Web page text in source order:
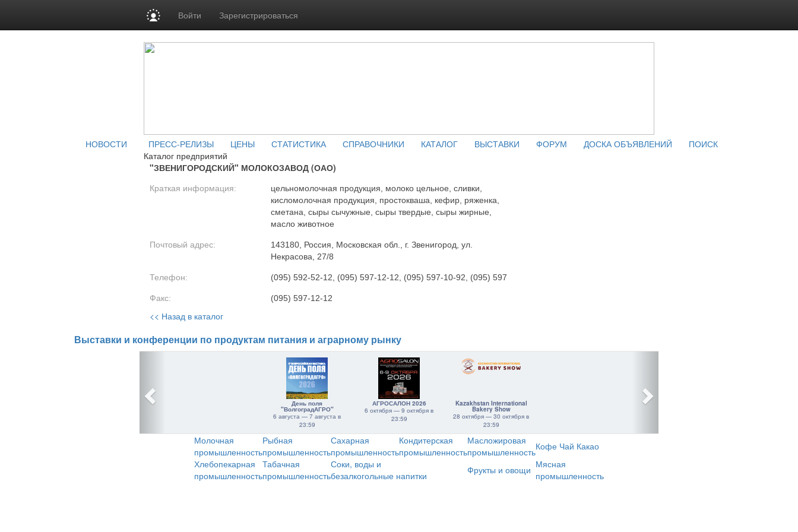
Войти Зарегистрироваться
НОВОСТИ ПРЕСС-РЕЛИЗЫ ЦЕНЫ СТАТИСТИКА СПРАВОЧНИКИ КАТАЛОГ ВЫСТАВКИ ФОРУМ ДОСКА ОБЪЯВЛЕНИЙ
ПОИСК
Каталог предприятий
"ЗВЕНИГОРОДСКИЙ" МОЛОКОЗАВОД (ОАО)
Краткая информация:
цельномолочная продукция, молоко цельное, сливки,
кисломолочная продукция, простокваша, кефир, ряженка,
сметана, сыры сычужные, сыры твердые, сыры жирные,
масло животное
Почтовый адрес:
143180, Россия, Московская обл., г. Звенигород, ул.
Некрасова, 27/8
Телефон: (095) 592-52-12, (095) 597-12-12, (095) 597-10-92, (095) 597
Факс: (095) 597-12-12
<< Назад в каталог
Выставки и конференции по продуктам питания и аграрному рынку
День поля
"ВолгоградАГРО"
6 августа — 7 августа в
23:59
АГРОСАЛОН 2026
6 октября — 9 октября в
23:59
Kazakhstan International
Bakery Show
28 октября — 30 октября в
23:59
Молочная
промышленность
Рыбная
промышленность
Сахарная
промышленность
Кондитерская
промышленность
Масложировая
промышленностьКофе Чай Какао
Хлебопекарная
промышленность
Табачная
промышленность
Соки, воды и
безалкогольные напитки
Фрукты и овощи Мясная
промышленность